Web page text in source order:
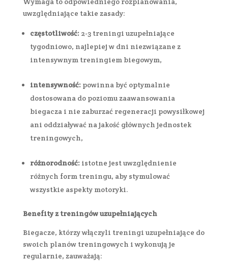
uwzględniające takie zasady:
częstotliwość: 2-3 treningi uzupełniające
tygodniowo, najlepiej w dni niezwiązane z
intensywnym treningiem biegowym,
intensywność: powinna być optymalnie
dostosowana do poziomu zaawansowania
biegacza i nie zaburzać regeneracji powysiłkowej
ani oddziaływać na jakość głównych jednostek
treningowych,
różnorodność: istotne jest uwzględnienie
różnych form treningu, aby stymulować
wszystkie aspekty motoryki.
Benefity z treningów uzupełniających
Biegacze, którzy włączyli treningi uzupełniające do
swoich planów treningowych i wykonują je
regularnie, zauważają: